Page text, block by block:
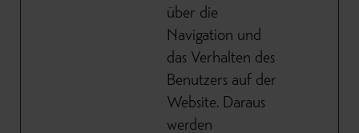
über die
Navigation und
das Verhalten des
Benutzers auf der
Website. Daraus
werden